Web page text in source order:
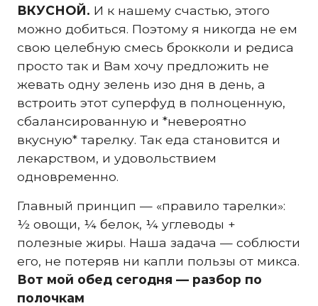
ВКУСНОЙ. И к нашему счастью, этого
можно добиться. Поэтому я никогда не ем
свою целебную смесь брокколи и редиса
просто так и Вам хочу предложить не
жевать одну зелень изо дня в день, а
встроить этот суперфуд в полноценную,
сбалансированную и *невероятно
вкусную* тарелку. Так еда становится и
лекарством, и удовольствием
одновременно.
Главный принцип — «правило тарелки»:
½ овощи, ¼ белок, ¼ углеводы +
полезные жиры. Наша задача — соблюсти
его, не потеряв ни капли пользы от микса.
Вот мой обед сегодня — разбор по
полочкам